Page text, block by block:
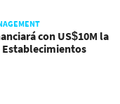
con US$10M la
Establecimientos